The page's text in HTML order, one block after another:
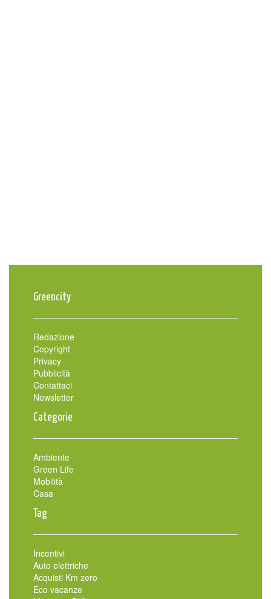
Greencity
Redazione
Copyright
Privacy
Pubblicità
Contattaci
Newsletter
Categorie
Ambiente
Green Life
Mobilità
Casa
Tag
Incentivi
Auto elettriche
Acquisti Km zero
Eco vacanze